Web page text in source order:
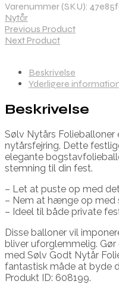
Varenummer (SKU):
Nytår
Previous Product
Next Product
Beskrivelse
Yderligere
Beskrivelse
Sølv Nytårs
nytårsfejring. Dette
elegante
stemning til din fest.
– Let at puste op med
– Nem at hænge op med
– Ideel til både private
Disse balloner vil
bliver uforglemmelig.
med Sølv Godt Nytår
fantastisk måde at byde
Produkt ID: 608199.